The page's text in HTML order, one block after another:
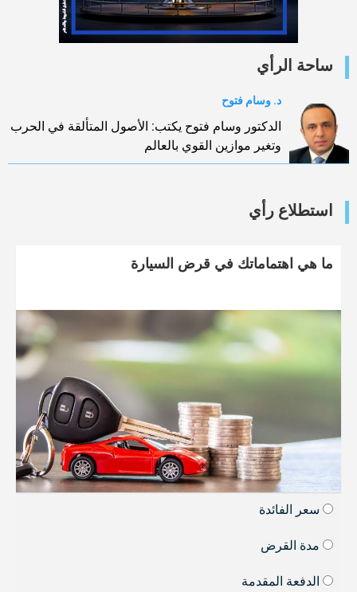
ساحة الرأي
د. وسام فتوح
الدكتور وسام فتوح يكتب: الأصول المتألقة في الحرب
وتغير موازين القوي بالعالم
استطلاع رأي
ما هي اهتماماتك في قرض السيارة
سعر الفائدة
مدة القرض
الدفعة المقدمة